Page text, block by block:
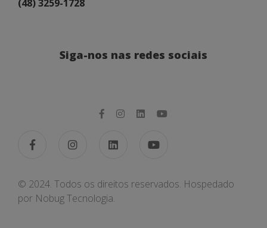
(48) 3259-1728
Siga-nos nas redes sociais
© 2024. Todos os direitos reservados. Hospedado
por Nobug Tecnologia.